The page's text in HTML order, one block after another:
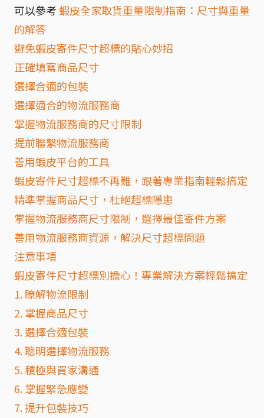
可以參考 蝦皮全家取貨重量限制指南：尺寸與重量
的解答
避免蝦皮寄件尺寸超標的貼心妙招
正確填寫商品尺寸
選擇合適的包裝
選擇適合的物流服務商
掌握物流服務商的尺寸限制
提前聯繫物流服務商
善用蝦皮平台的工具
蝦皮寄件尺寸超標不再難，跟著專業指南輕鬆搞定
精準掌握商品尺寸，杜絕超標隱患
掌握物流服務商尺寸限制，選擇最佳寄件方案
善用物流服務商資源，解決尺寸超標問題
注意事項
蝦皮寄件尺寸超標別擔心！專業解決方案輕鬆搞定
1. 瞭解物流限制
2. 掌握商品尺寸
3. 選擇合適包裝
4. 聰明選擇物流服務
5. 積極與買家溝通
6. 掌握緊急應變
7. 提升包裝技巧